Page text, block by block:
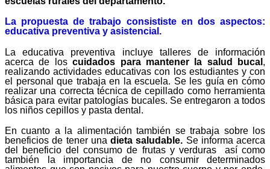
La propuesta de trabajo consististe en dos aspectos:
educativa preventiva y asistencial.
La educativa preventiva incluye talleres de información
acerca de loscuidados para mantener la salud bucal ,
realizando actividades educativas con los estudiantes y con
el personal que trabaja en la escuela. Se les guía en cómo
realizar una correcta técnica de cepillado como herramienta
básica para evitar patologías bucales. Se entregaron a todos
los niños cepillos y pasta dental.
En cuanto a la alimentación también se trabaja sobre los
beneficios de tener una dieta saludable. Se informa acerca
del beneficio del consumo de frutas y verduras así como
también la importancia de no consumir determinados